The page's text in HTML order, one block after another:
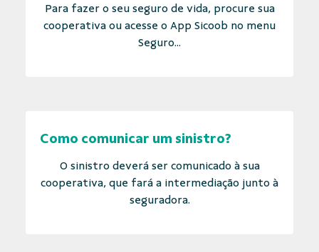
Para fazer o seu seguro de vida, procure sua
cooperativa ou acesse o App Sicoob no menu
Seguro...
Como comunicar um sinistro?
O sinistro deverá ser comunicado à sua
cooperativa, que fará a intermediação junto à
seguradora.